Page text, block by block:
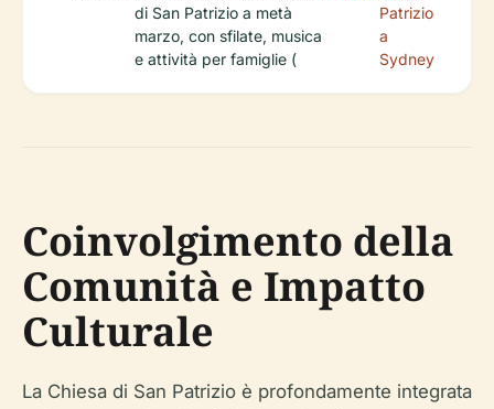
di San Patrizio a metà
marzo, con sfilate, musica
e attività per famiglie (
Patrizio
a
Sydney
Coinvolgimento della
Comunità e Impatto
Culturale
La Chiesa di San Patrizio è profondamente integrata